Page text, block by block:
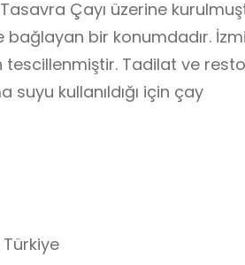
Çayı üzerine
bir konumdadır.
tescillenmiştir. Tadilat ve
suyu kullanıldığı için çay